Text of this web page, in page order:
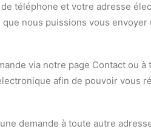
téléphone et votre adresse
nous puissions vous
via notre page Contact ou
afin de pouvoir vous
demande à toute autre